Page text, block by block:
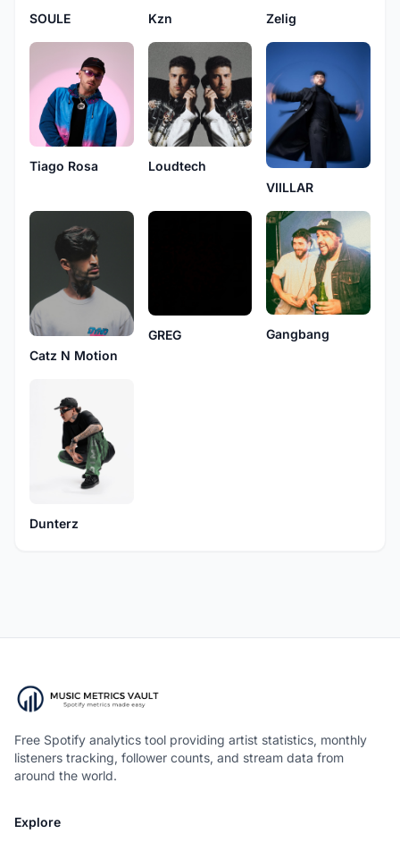
SOULE Kzn Zelig
Tiago Rosa
Loudtech
VIILLAR
Catz N Motion
GREG Gangbang
Dunterz
Free Spotify analytics tool providing artist statistics, monthly
listeners tracking, follower counts, and stream data from
around the world.
Explore